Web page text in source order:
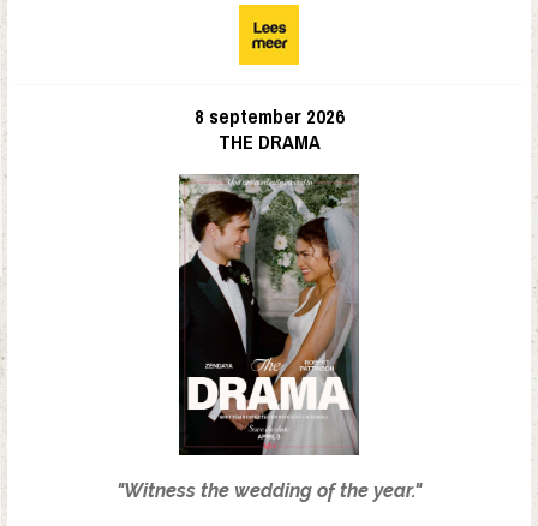
8 september 2026
THE DRAMA
"Witness the wedding of the year."